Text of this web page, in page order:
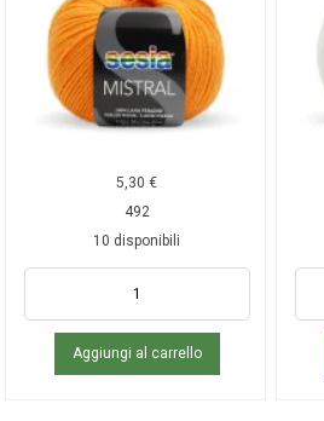
5,30€
492
10 disponibili
Aggiungi al carrello